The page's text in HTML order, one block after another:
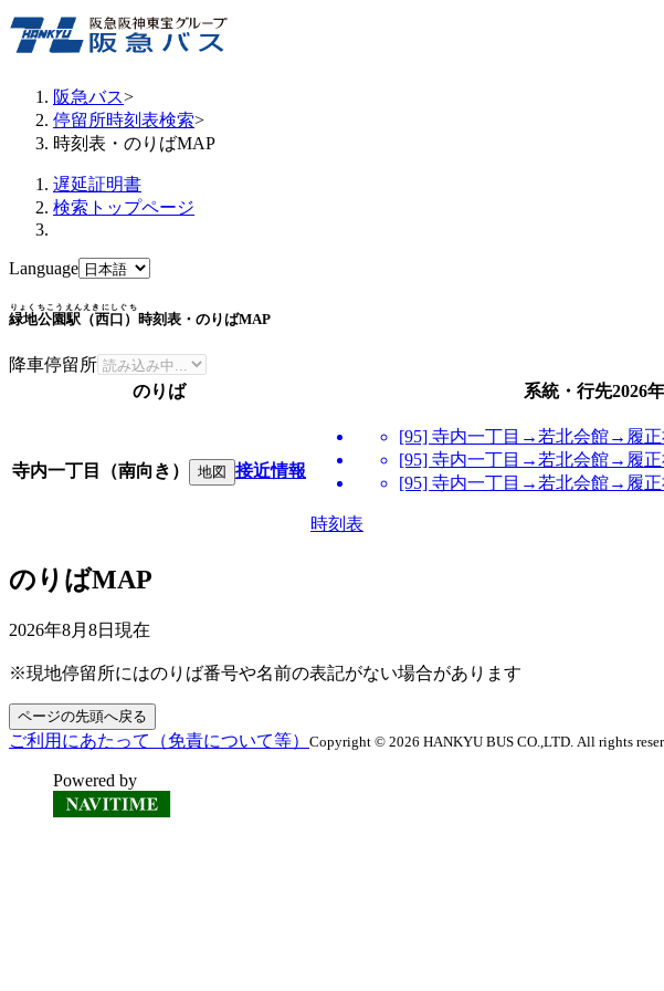
阪急バス>
停留所時刻表検索>
時刻表・のりばMAP
遅延証明書
検索トップページ
Language
緑地公園駅（西口）
りょくちこうえんえきにしぐち
時刻表・のりばMAP
降車停留所
のりば
系統・行先2026
寺内一丁目（南向き） 地図 接近情報
[95] 寺内一丁目→若北会館→履
[95] 寺内一丁目→若北会館→履
[95] 寺内一丁目→若北会館→履
時刻表
のりばMAP
2026年8月8日 現在
※現地停留所にはのりば番号や名前の表記がない場合があります
ページの先頭へ戻る
ご利用にあたって（免責について等） Copyright © 2026 HANKYU BUS CO.,LTD. All rights
Powered by